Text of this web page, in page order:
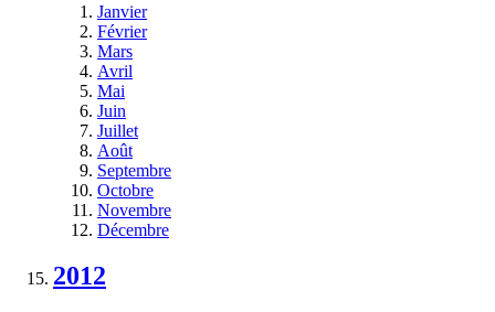
Janvier
Février
Mars
Avril
Mai
Juin
Juillet
Août
Septembre
Octobre
Novembre
Décembre
2012